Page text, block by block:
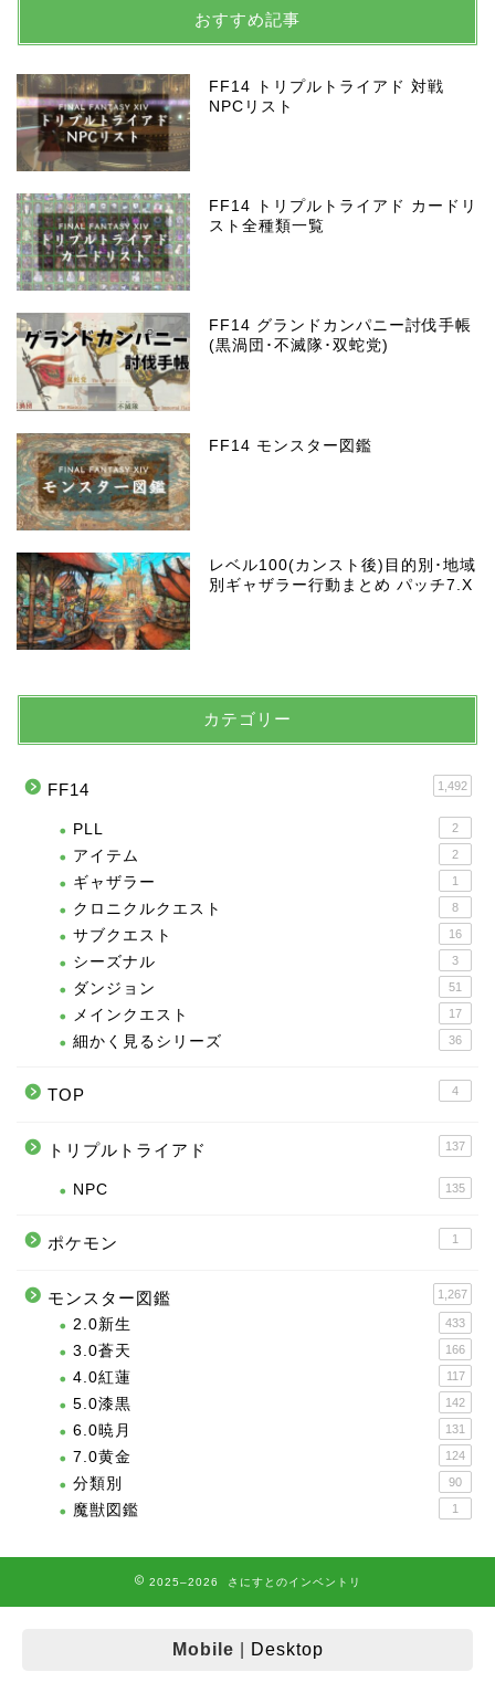
おすすめ記事
FF14 トリプルトライアド 対戦
NPCリスト
FF14 トリプルトライアド カードリ
スト全種類一覧
FF14 グランドカンパニー討伐手帳
(黒渦団･不滅隊･双蛇党)
FF14 モンスター図鑑
レベル100(カンスト後)目的別･地域
別ギャザラー行動まとめ パッチ7.X
カテゴリー
FF14 1,492
PLL 2
アイテム 2
ギャザラー 1
クロニクルクエスト 8
サブクエスト 16
シーズナル 3
ダンジョン 51
メインクエスト 17
細かく見るシリーズ 36
TOP 4
トリプルトライアド 137
NPC 135
ポケモン 1
モンスター図鑑 1,267
2.0新生 433
3.0蒼天 166
4.0紅蓮 117
5.0漆黒 142
6.0暁月 131
7.0黄金 124
分類別 90
魔獣図鑑 1
2025–2026 さにすとのインベントリ
Mobile Desktop